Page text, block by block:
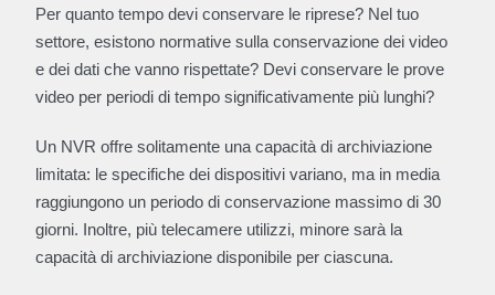
Per quanto tempo devi conservare le riprese? Nel tuo
settore, esistono normative sulla conservazione dei video
e dei dati che vanno rispettate? Devi conservare le prove
video per periodi di tempo significativamente più lunghi?
Un NVR offre solitamente una capacità di archiviazione
limitata: le specifiche dei dispositivi variano, ma in media
raggiungono un periodo di conservazione massimo di 30
giorni. Inoltre, più telecamere utilizzi, minore sarà la
capacità di archiviazione disponibile per ciascuna.